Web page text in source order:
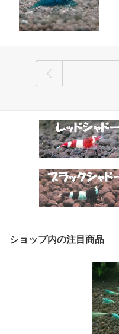
ショップ内の注目商品